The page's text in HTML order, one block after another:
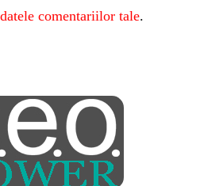
comentariilor tale.